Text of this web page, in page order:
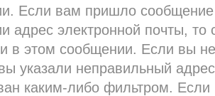
Если вам пришло
адрес электронной почты, то
в этом сообщении. Если вы
указали неправильный
каким-либо фильтром.